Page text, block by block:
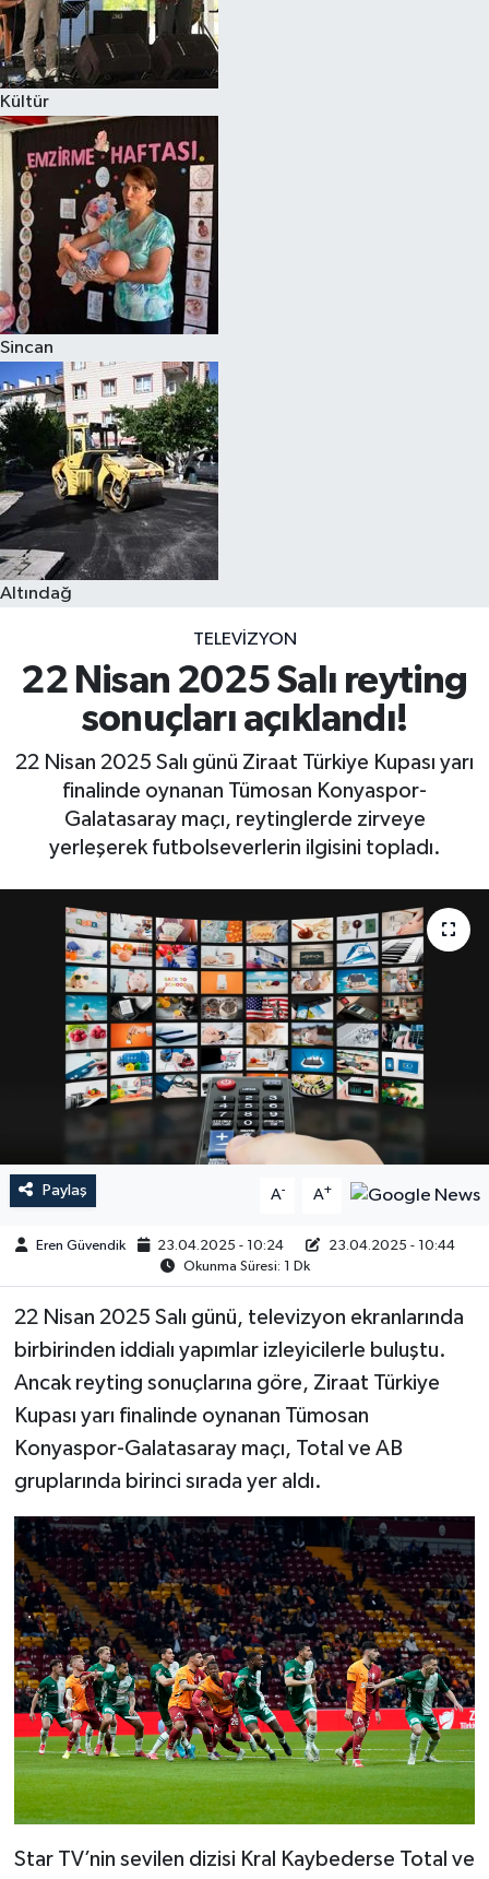
Kültür
Sincan
Altındağ
TELEVIZYON
22 Nisan 2025 Salı reyting
sonuçları açıklandı!
22 Nisan 2025 Salı günü Ziraat Türkiye Kupası yarı
finalinde oynanan Tümosan Konyaspor-
Galatasaray maçı, reytinglerde zirveye
yerleşerek futbolseverlerin ilgisini topladı.
Paylaş A- A+
Eren Güvendik 23.04.2025 - 10:24
23.04.2025 - 10:44
Okunma Süresi: 1 Dk
22 Nisan 2025 Salı günü, televizyon ekranlarında
birbirinden iddialı yapımlar izleyicilerle buluştu.
Ancak reyting sonuçlarına göre, Ziraat Türkiye
Kupası yarı finalinde oynanan Tümosan
Konyaspor-Galatasaray maçı, Total ve AB
gruplarında birinci sırada yer aldı.
Star TV’nin sevilen dizisi Kral Kaybederse Total ve